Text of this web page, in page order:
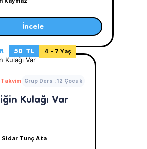
İncele
50 TL 4 - 7 Yaş
Grup Ders : 12 Çocuk
Kulağı Var
Sidar Tunç Ata